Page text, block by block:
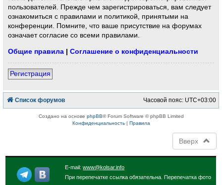
пользователей. Прежде чем зарегистрироваться, вам следует
ознакомиться с правилами и политикой, принятыми на
конференции. Помните, что ваше присутствие на форумах
означает согласие со всеми правилами.
Общие правила |Соглашение о конфиденциальности
Регистрация
Список форумов Часовой пояс: UTC+03:00
Создано на основе phpBB® Forum Software © phpBB Limited
Конфиденциальность| Правила
Вверх
E-mail:www@kolsar.info
При перепечатке ссылка обязательна. Перепечатка фото